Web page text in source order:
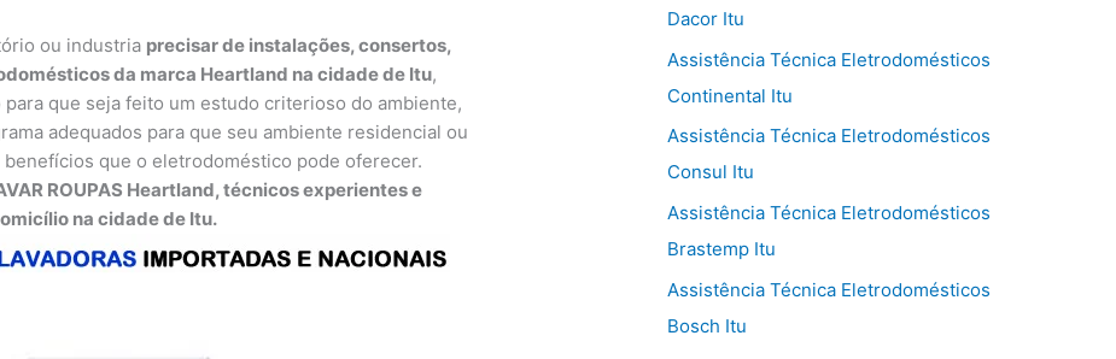
ou industria precisar de instalações, consertos,
da marca Heartland na cidade de Itu,
que seja feito um estudo criterioso do ambiente,
adequados para que seu ambiente residencial ou
que o eletrodoméstico pode oferecer.
ROUPAS Heartland, técnicos experientes e
na cidade de Itu.
Dacor Itu
Assistência Técnica Eletrodomésticos
Continental Itu
Assistência Técnica Eletrodomésticos
Consul Itu
Assistência Técnica Eletrodomésticos
Brastemp Itu
Assistência Técnica Eletrodomésticos
Bosch Itu